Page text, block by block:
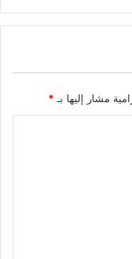
مشار إليها بـ *